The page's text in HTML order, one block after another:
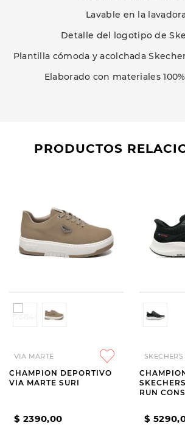
Lavable en la
Detalle del logotipo de
Plantilla cómoda y acolchada
Elaborado con materiales
PRODUCTOS
VIA MARTE
CHAMPION DEPORTIVO
VIA MARTE SURI
$ 2390,00
SKECHERS
RUN
$ 5290,